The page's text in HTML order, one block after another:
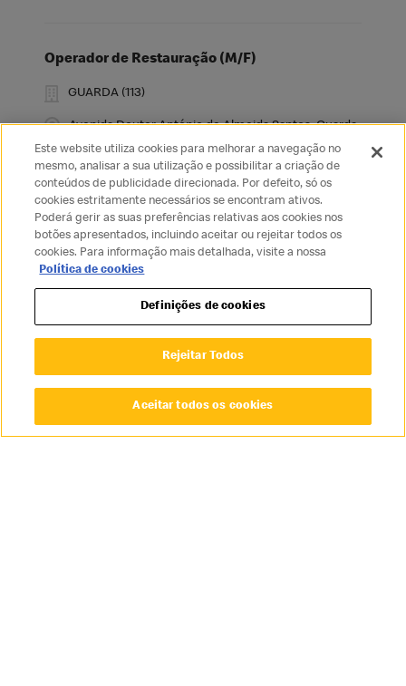
Operador de Restauração (M/F)
Avenida Doutor António de Almeida Santos, Guarda,
6300-302
GUARDA (113)
Candidata-te agora
Oportunidades nos nossos Restaurantes
Este website utiliza cookies para melhorar a navegação no
mesmo, analisar a sua utilização e possibilitar a criação de
conteúdos de publicidade direcionada. Por defeito, só os
cookies estritamente necessários se encontram ativos.
Poderá gerir as suas preferências relativas aos cookies nos
botões apresentados, incluindo aceitar ou rejeitar todos os
cookies. Para informação mais detalhada, visite a nossa
Política de cookies
Definições de cookies
Rejeitar Todos
Aceitar todos os cookies